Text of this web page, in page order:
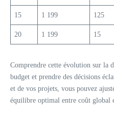
15 1 199 125
20 1 199 15
Comprendre cette évolution sur la
budget et prendre des décisions
et de vos projets, vous pouvez
équilibre optimal entre coût global